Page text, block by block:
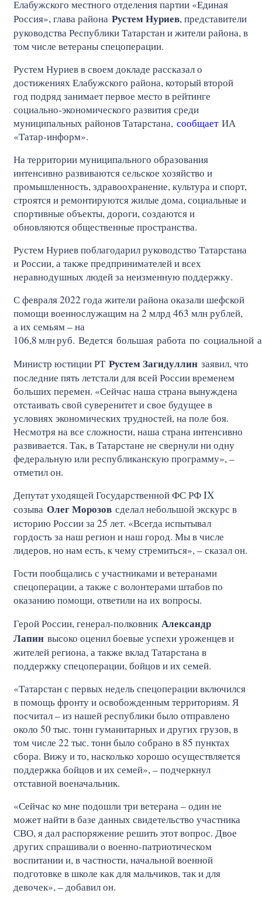
Елабужского местного отделения партии «Единая
Россия», глава района Рустем Нуриев, представители
руководства Республики Татарстан и жители района, в
том числе ветераны спецоперации.
Рустем Нуриев в своем докладе рассказал о
достижениях Елабужского района, который второй
год подряд занимает первое место в рейтинге
социально‑экономического развития среди
муниципальных районов Татарстана, сообщаетИА
«Татар-информ».
На территории муниципального образования
интенсивно развиваются сельское хозяйство и
промышленность, здравоохранение, культура и спорт,
строятся и ремонтируются жилые дома, социальные и
спортивные объекты, дороги, создаются и
обновляются общественные пространства.
Рустем Нуриев поблагодарил руководство Татарстана
и России, а также предпринимателей и всех
неравнодушных людей за неизменную поддержку.
С февраля 2022 года жители района оказали шефской
помощи военнослужащим на 2 млрд 463 млн рублей,
а их семьям – на
106,8млнруб. Ведется большая работа по
Министр юстиции РТ Рустем Загидуллин заявил, что
последние пять летстали для всей России временем
больших перемен. «Сейчас наша страна вынуждена
отстаивать свой суверенитет и свое будущее в
условиях экономических трудностей, на поле боя.
Несмотря на все сложности, наша страна интенсивно
развивается. Так, в Татарстане не свернули ни одну
федеральную или республиканскую программу», –
отметил он.
Депутат уходящей Государственной ФС РФ IX
созыва Олег Морозов сделал небольшой экскурс в
историю России за 25 лет. «Всегда испытывал
гордость за наш регион и наш город. Мы в числе
лидеров, но нам есть, к чему стремиться», – сказал он.
Гости пообщались с участниками и ветеранами
спецоперации, а также с волонтерами штабов по
оказанию помощи, ответили на их вопросы.
Герой России, генерал-полковник Александр
Лапин высоко оценил боевые успехи уроженцев и
жителей региона, а также вклад Татарстана в
поддержку спецоперации, бойцов и их семей.
«Татарстан с первых недель спецоперации включился
в помощь фронту и освобожденным территориям. Я
посчитал – из нашей республики было отправлено
около 50 тыс. тонн гуманитарных и других грузов, в
том числе 22 тыс. тонн было собрано в 85 пунктах
сбора. Вижу и то, насколько хорошо осуществляется
поддержка бойцов и их семей», – подчеркнул
отставной военачальник.
«Сейчас ко мне подошли три ветерана – один не
может найти в базе данных свидетельство участника
СВО, я дал распоряжение решить этот вопрос. Двое
других спрашивали о военно-патриотическом
воспитании и, в частности, начальной военной
подготовке в школе как для мальчиков, так и для
девочек», – добавил он.